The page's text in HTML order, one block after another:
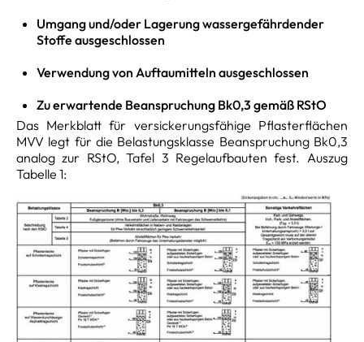
Umgang und/oder Lagerung wassergefährdender
Stoffe ausgeschlossen
Verwendung von Auftaumitteln ausgeschlossen
Zu erwartende Beanspruchung Bk0,3 gemäß RStO
Das Merkblatt für versickerungsfähige Pflasterflächen
MVV legt für die Belastungsklasse Beanspruchung Bk0,3
analog zur RStO, Tafel 3 Regelaufbauten fest. Auszug
Tabelle 1: